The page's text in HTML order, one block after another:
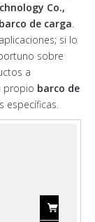
Co.,
barco de carga.
si lo
sobre
a
propio barco de
específicas.